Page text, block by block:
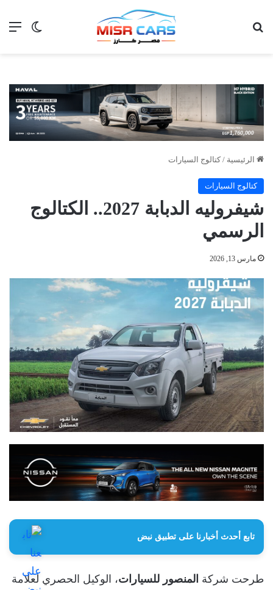
الوضع
الرئيسية / كتالوج السيارات
كتالوج السيارات
شيفروليه الدبابة 2027.. الكتالوج
الرسمي
مارس 13, 2026
تابع أحدث أخبارنا على تطبيق نبض
طرحت شركة المنصور للسيارات، الوكيل الحصري لعلامة